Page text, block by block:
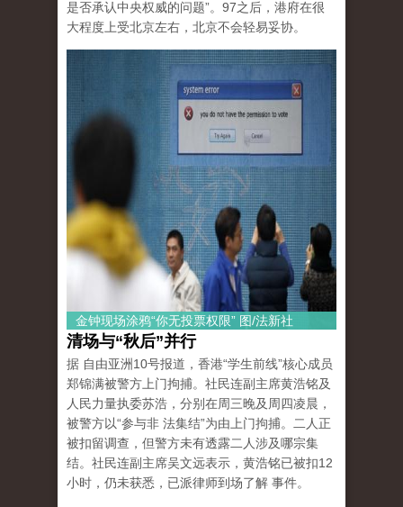
是否承认中央权威的问题”。97之后，港府在很
大程度上受北京左右，北京不会轻易妥协。
金钟现场涂鸦“你无投票权限” 图/法新社
清场与“秋后”并行
据 自由亚洲10号报道，香港“学生前线”核心成员
郑锦满被警方上门拘捕。社民连副主席黄浩铭及
人民力量执委苏浩，分别在周三晚及周四凌晨，
被警方以“参与非 法集结”为由上门拘捕。二人正
被扣留调查，但警方未有透露二人涉及哪宗集
结。社民连副主席吴文远表示，黄浩铭已被扣12
小时，仍未获悉，已派律师到场了解 事件。